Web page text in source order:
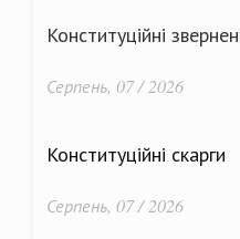
Конституційні
Серпень, 07 / 2026
Конституційні скарги
Серпень, 07 / 2026